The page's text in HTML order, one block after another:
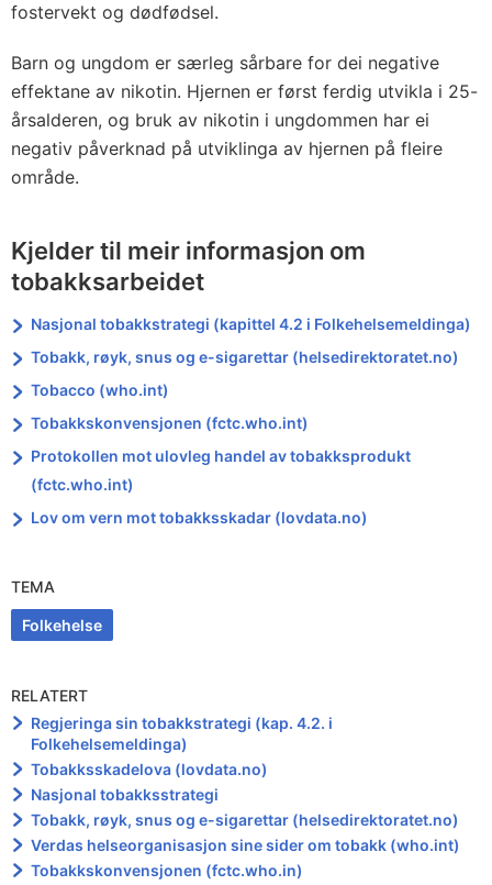
fostervekt og dødfødsel.
Barn og ungdom er særleg sårbare for dei negative
effektane av nikotin. Hjernen er først ferdig utvikla i 25-
årsalderen, og bruk av nikotin i ungdommen har ei
negativ påverknad på utviklinga av hjernen på fleire
område.
Kjelder til meir informasjon om
tobakksarbeidet
Nasjonal tobakkstrategi (kapittel 4.2 i Folkehelsemeldinga)
Tobakk, røyk, snus og e-sigarettar (helsedirektoratet.no)
Tobacco (who.int)
Tobakkskonvensjonen (fctc.who.int)
Protokollen mot ulovleg handel av tobakksprodukt
(fctc.who.int)
Lov om vern mot tobakksskadar (lovdata.no)
TEMA
Folkehelse
RELATERT
Regjeringa sin tobakkstrategi (kap. 4.2. i
Folkehelsemeldinga)
Tobakksskadelova (lovdata.no)
Nasjonal tobakksstrategi
Tobakk, røyk, snus og e-sigarettar (helsedirektoratet.no)
Verdas helseorganisasjon sine sider om tobakk (who.int)
Tobakkskonvensjonen (fctc.who.in)